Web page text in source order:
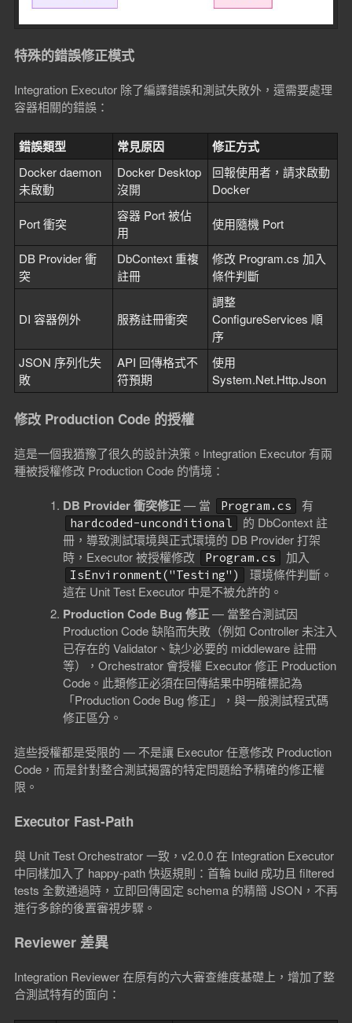
特殊的錯誤修正模式
Integration Executor 除了編譯錯誤和測試失敗外，還需要處理
容器相關的錯誤：
錯誤類型 常見原因 修正方式
Docker daemon
未啟動
Docker Desktop
沒開
回報使用者，請求啟動
Docker
Port 衝突
容器 Port 被佔
用
使用隨機 Port
DB Provider 衝
突
DbContext 重複
註冊
修改 Program.cs 加入
條件判斷
DI 容器例外 服務註冊衝突
調整
ConfigureServices 順
序
JSON 序列化失
敗
API 回傳格式不
符預期
使用
System.Net.Http.Json
修改 Production Code 的授權
這是一個我猶豫了很久的設計決策。Integration Executor 有兩
種被授權修改 Production Code 的情境：
DB Provider 衝突修正— 當 Program.cs 有
hardcoded-unconditional
的 DbContext 註
冊，導致測試環境與正式環境的 DB Provider 打架
時，Executor 被授權修改
Program.cs 加入
IsEnvironment("Testing")
環境條件判斷。
這在 Unit Test Executor 中是不被允許的。
Production Code Bug 修正— 當整合測試因
Production Code 缺陷而失敗（例如 Controller 未注入
已存在的 Validator、缺少必要的 middleware 註冊
等），Orchestrator 會授權 Executor 修正 Production
Code。此類修正必須在回傳結果中明確標記為
「Production Code Bug 修正」，與一般測試程式碼
修正區分。
這些授權都是受限的 — 不是讓 Executor 任意修改 Production
Code，而是針對整合測試揭露的特定問題給予精確的修正權
限。
Executor Fast-Path
與 Unit Test Orchestrator 一致，v2.0.0 在 Integration Executor
中同樣加入了 happy-path 快返規則：首輪 build 成功且 filtered
tests 全數通過時，立即回傳固定 schema 的精簡 JSON，不再
進行多餘的後置審視步驟。
Reviewer 差異
Integration Reviewer 在原有的六大審查維度基礎上，增加了整
合測試特有的面向：